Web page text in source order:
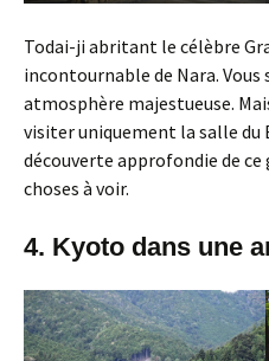
Todai-ji abritant le célèbre
incontournable de Nara.
atmosphère majestueuse.
visiter uniquement la salle du
découverte approfondie de
choses à voir.
4. Kyoto dans une